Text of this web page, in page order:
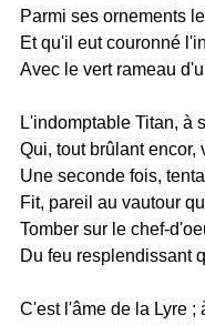
Parmi ses ornements
Et qu'il eut couronné
Avec le vert rameau
L'indomptable Titan, à
Qui, tout brûlant encor,
Une seconde fois,
Fit, pareil au vautour
Tomber sur le chef-
Du feu resplendissant
C'est l'âme de la Lyre ;